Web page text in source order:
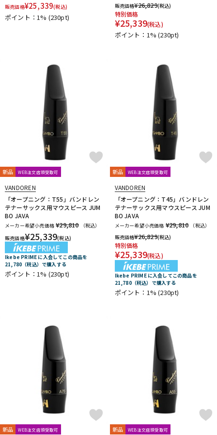
販売価格¥25,339(税込)
ポイント：1% (230pt)
販売価格¥26,829(税込)
特別価格
¥25,339(税込)
ポイント：1%(230pt)
新品 WEB注文店頭受取可
VANDOREN
「オープニング：T55」バンドレン
テナーサックス用マウスピース JUM
BO JAVA
メーカー希望小売価格 ¥29,810
（税込）
販売価格¥25,339(税込)
Ikebe PRIME に入会してこの商品を
21,780（税込）で購入する
ポイント：1% (230pt)
新品 WEB注文店頭受取可
VANDOREN
「オープニング：T45」バンドレン
テナーサックス用マウスピース JUM
BO JAVA
メーカー希望小売価格 ¥29,810
（税込）
販売価格¥26,829(税込)
特別価格
¥25,339(税込)
Ikebe PRIME に入会してこの商品を
21,780（税込）で購入する
ポイント：1%(230pt)
新品 WEB注文店頭受取可 新品 WEB注文店頭受取可